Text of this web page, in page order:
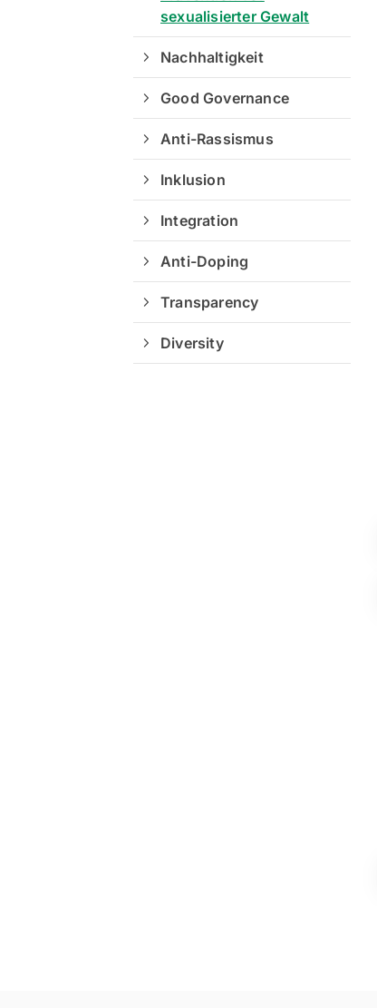
sexualisierter Gewalt
Nachhaltigkeit
Good Governance
Anti-Rassismus
Inklusion
Integration
Anti-Doping
Transparency
Diversity